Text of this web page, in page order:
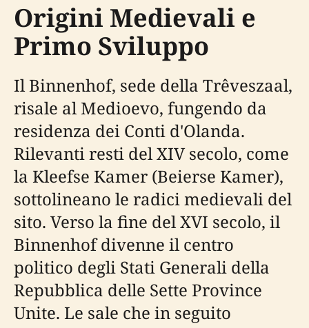
Origini Medievali e
Primo Sviluppo
Il Binnenhof, sede della Trêveszaal,
risale al Medioevo, fungendo da
residenza dei Conti d'Olanda.
Rilevanti resti del XIV secolo, come
la Kleefse Kamer (Beierse Kamer),
sottolineano le radici medievali del
sito. Verso la fine del XVI secolo, il
Binnenhof divenne il centro
politico degli Stati Generali della
Repubblica delle Sette Province
Unite. Le sale che in seguito